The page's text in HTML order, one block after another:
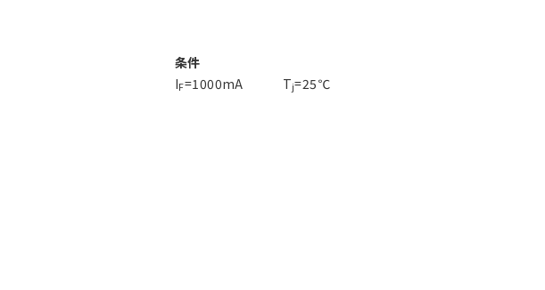
条件
IF=1000mA Tj=25℃